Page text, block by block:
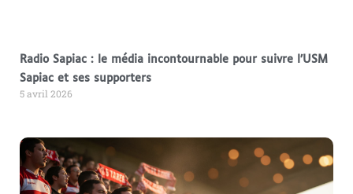
Radio Sapiac : le média incontournable pour suivre l’USM
Sapiac et ses supporters
5 avril 2026